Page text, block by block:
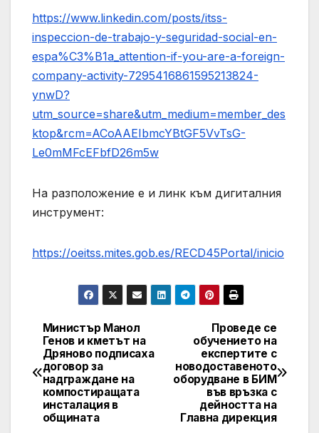
https://www.linkedin.com/posts/itss-
inspeccion-de-trabajo-y-seguridad-social-en-
espa%C3%B1a_attention-if-you-are-a-foreign-
company-activity-7295416861595213824-
ynwD?
utm_source=share&utm_medium=member_des
ktop&rcm=ACoAAEIbmcYBtGF5VvTsG-
Le0mMFcEFbfD26m5w
На разположение е и линк към дигиталния
инструмент:
https://oeitss.mites.gob.es/RECD45Portal/inicio
Post
navigation
Проведе се
обучението на
експертите с
новодоставеното
оборудване в БИМ
във връзка с
дейността на
Главна дирекция
Министър Манол
Генов и кметът на
Дряново подписаха
договор за
надграждане на
компостиращата
инсталация в
общината